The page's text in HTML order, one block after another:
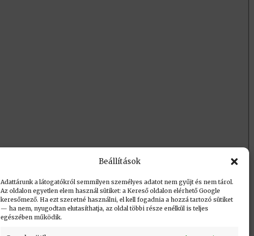
Beállítások
Adattárunk a látogatókról semmilyen személyes adatot nem gyűjt és nem tárol.
Az oldalon egyetlen elem használ sütiket: a Kereső oldalon elérhető Google
keresőmező. Ha ezt szeretné használni, el kell fogadnia a hozzá tartozó sütiket
— ha nem, nyugodtan elutasíthatja, az oldal többi része enélkül is teljes
egészében működik.